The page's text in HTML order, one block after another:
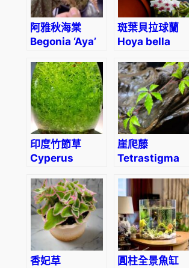
阿雅秋海棠
Begonia ‘Aya’
斑葉貝拉球蘭
Hoya bella
印度竹節草
Cyperus
崖爬藤
Tetrastigma
(Wall.) Planch
香妃草
圓柱全景魚缸